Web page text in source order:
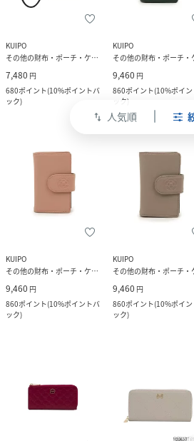
swap_vert 人気順
KUIPO
その他の財布・ポーチ・ケース
7,480 円
680ポイント(10%ポイントバ
ック)
KUIPO
9,460 円
860ポイント(10%ポイ
ック)
KUIPO
その他の財布・ポーチ・ケース
9,460 円
860ポイント(10%ポイントバ
ック)
KUIPO
9,460 円
860ポイント(10%ポイ
ック)